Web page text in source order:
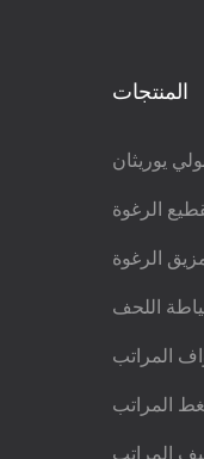
المنتجات
يوريثان
الرغوة
الرغوة
اللحف
المراتب
المراتب
المراتب